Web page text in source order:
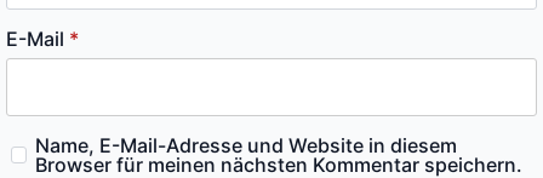
E-Mail *
Name, E-Mail-Adresse und Website in diesem
Browser für meinen nächsten Kommentar speichern.